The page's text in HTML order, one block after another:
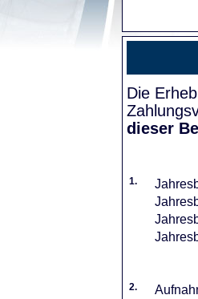
Die
dieser
1.
2.